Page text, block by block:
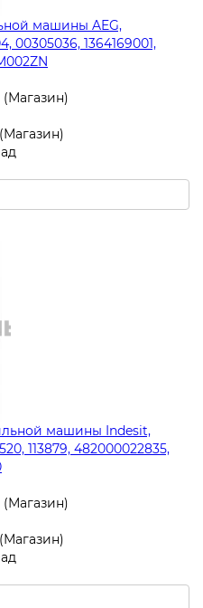
машины AEG,
00305036, 1364169001,
машины Indesit,
113879, 482000022835,